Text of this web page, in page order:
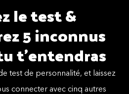
le test &
5 inconnus
t'entendras
test de personnalité, et laissez
connecter avec cinq autres